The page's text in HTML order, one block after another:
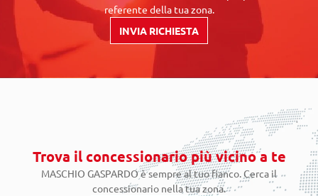
referente della tua zona.
INVIA RICHIESTA
Trova il concessionario più vicino a te
MASCHIO GASPARDO è sempre al tuo fianco. Cerca il
concessionario nella tua zona.